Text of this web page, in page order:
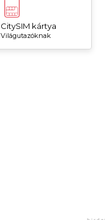
CitySIM kártya
Világutazóknak